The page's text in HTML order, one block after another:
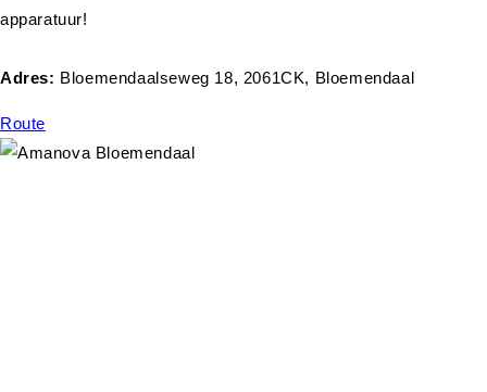
apparatuur!
Adres: Bloemendaalseweg 18, 2061CK, Bloemendaal
Route